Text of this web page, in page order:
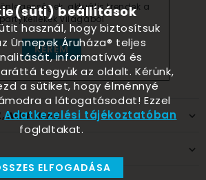
aktuális trendek a
világából
KÉREM
ALKALMAK
beállítások
használ, hogy biztosítsuk
Ünnepek Áruháza® teljes
informatívvá és
tegyük az oldalt. Kérünk,
a sütiket, hogy élménnyé
a látogatásodat! Ezzel
Adatkezelési tájékoztatóban
foglaltakat.
ELFOGADÁSA